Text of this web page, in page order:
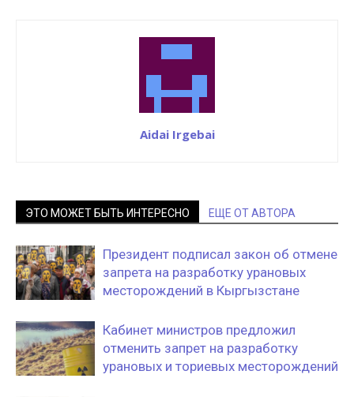
Aidai Irgebai
ЭТО МОЖЕТ БЫТЬ ИНТЕРЕСНО ЕЩЕ ОТ АВТОРА
Президент подписал закон об отмене
запрета на разработку урановых
месторождений в Кыргызстане
Кабинет министров предложил
отменить запрет на разработку
урановых и ториевых месторождений